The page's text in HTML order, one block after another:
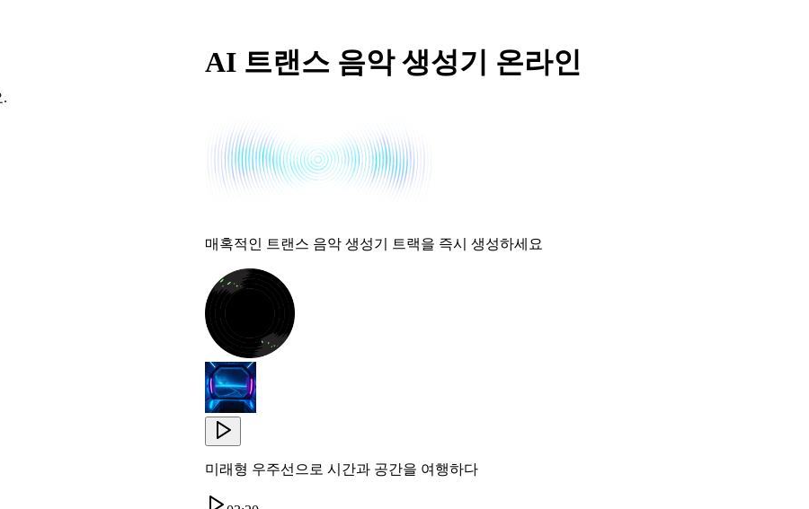
.
AI 트랜스 음악 생성기 온라인
매혹적인 트랜스 음악 생성기 트랙을 즉시 생성하세요
미래형 우주선으로 시간과 공간을 여행하다